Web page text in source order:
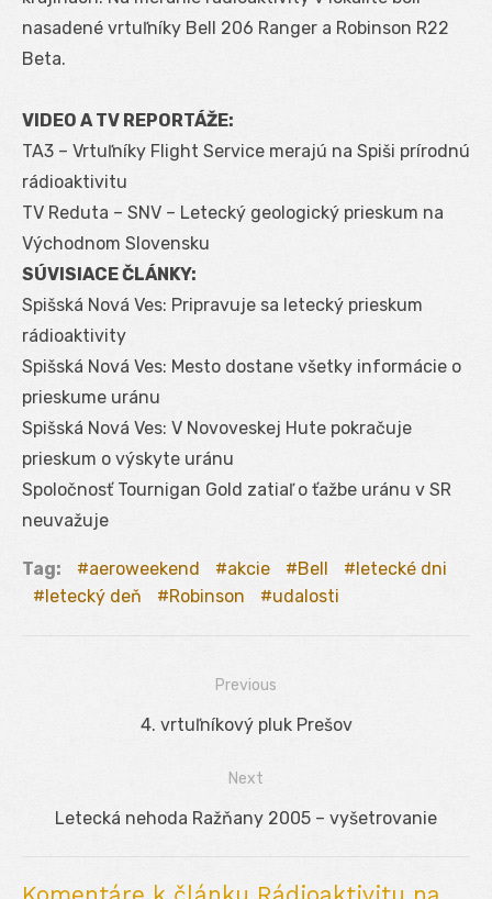
nasadené vrtuľníky Bell 206 Ranger a Robinson R22
Beta.
VIDEO A TV REPORTÁŽE:
TA3 – Vrtuľníky Flight Service merajú na Spiši prírodnú
rádioaktivitu
TV Reduta – SNV – Letecký geologický prieskum na
Východnom Slovensku
SÚVISIACE ČLÁNKY:
Spišská Nová Ves: Pripravuje sa letecký prieskum
rádioaktivity
Spišská Nová Ves: Mesto dostane všetky informácie o
prieskume uránu
Spišská Nová Ves: V Novoveskej Hute pokračuje
prieskum o výskyte uránu
Spoločnosť Tournigan Gold zatiaľ o ťažbe uránu v SR
neuvažuje
Tag: aeroweekend akcie Bell
letecké dni
letecký deň
Robinson udalosti
Navigácia
Previous
Previous
4. vrtuľníkový pluk Prešov
Next
Next
Letecká nehoda Ražňany 2005 – vyšetrovanie